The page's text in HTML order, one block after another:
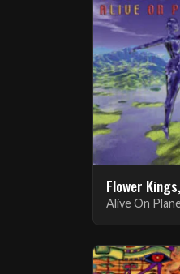
Flower
Alive On